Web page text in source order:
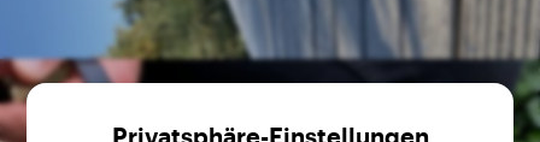
Privatsphäre-Einstellungen